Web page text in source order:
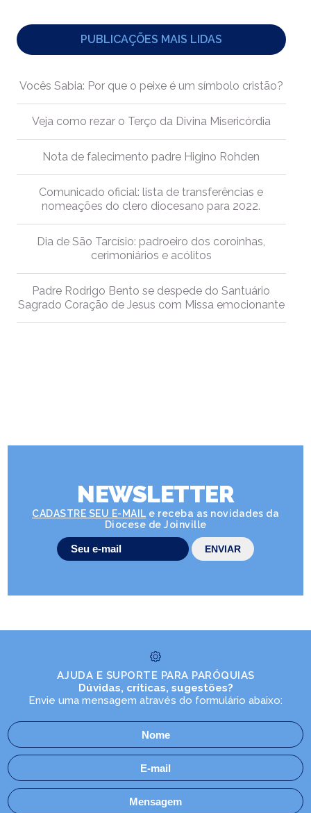
PUBLICAÇÕES MAIS LIDAS
Vocês Sabia: Por que o peixe é um símbolo cristão?
Veja como rezar o Terço da Divina Misericórdia
Nota de falecimento padre Higino Rohden
Comunicado oficial: lista de transferências e
nomeações do clero diocesano para 2022.
Dia de São Tarcísio: padroeiro dos coroinhas,
cerimoniários e acólitos
Padre Rodrigo Bento se despede do Santuário
Sagrado Coração de Jesus com Missa emocionante
NEWSLETTER
CADASTRE SEU E-MAIL e receba as novidades da
Diocese de Joinville
AJUDA E SUPORTE PARA PARÓQUIAS
Dúvidas, críticas, sugestões?
Envie uma mensagem através do formulário abaixo: